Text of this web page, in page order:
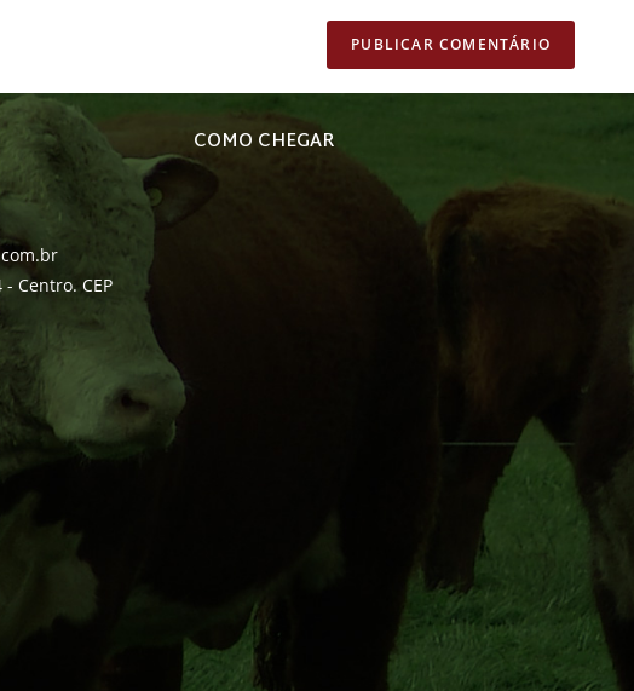
Centro. CEP
COMO CHEGAR